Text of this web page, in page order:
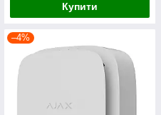
Купити
–4%